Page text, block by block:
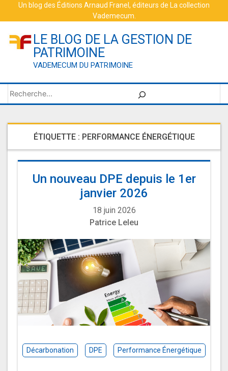
Un blog des Éditions Arnaud Franel , éditeurs de La collection
Vademecum
LE BLOG DE LA GESTION DE
PATRIMOINE
VADEMECUM DU PATRIMOINE
Rechercher
ÉTIQUETTE : PERFORMANCE ÉNERGÉTIQUE
Un nouveau DPE depuis le 1er
janvier 2026
18 juin 2026
Patrice Leleu
Décarbonation DPE Performance Énergétique